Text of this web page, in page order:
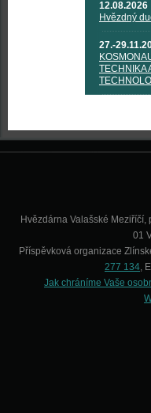
12.08.2026
Hvězdný
27.-
TECHNIKA
Hvězdárna Valašské
01
Příspěvková organizace
277 134,
Jak chráníme Vaše